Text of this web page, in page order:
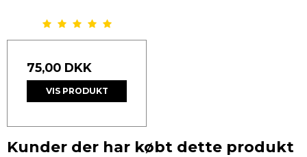
75,00 DKK
VIS PRODUKT
Kunder der har købt dette produkt